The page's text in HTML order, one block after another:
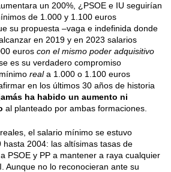
un 200%, ¿PSOE e IU seguirían
de 1.000 y 1.100 euros
su propuesta –vaga e indefinida donde
en 2019 y en 2023 salarios
euros con el mismo poder adquisitivo
es su verdadero compromiso
reala 1.000 o 1.100 euros
en los últimos 30 años de historia
ha habido un aumento ni
al planteado por ambas formaciones.
el salario mínimo se estuvo
hasta 2004: las altísimas tasas de
PSOE y PP a mantener a raya cualquier
Aunque no lo reconocieran ante su